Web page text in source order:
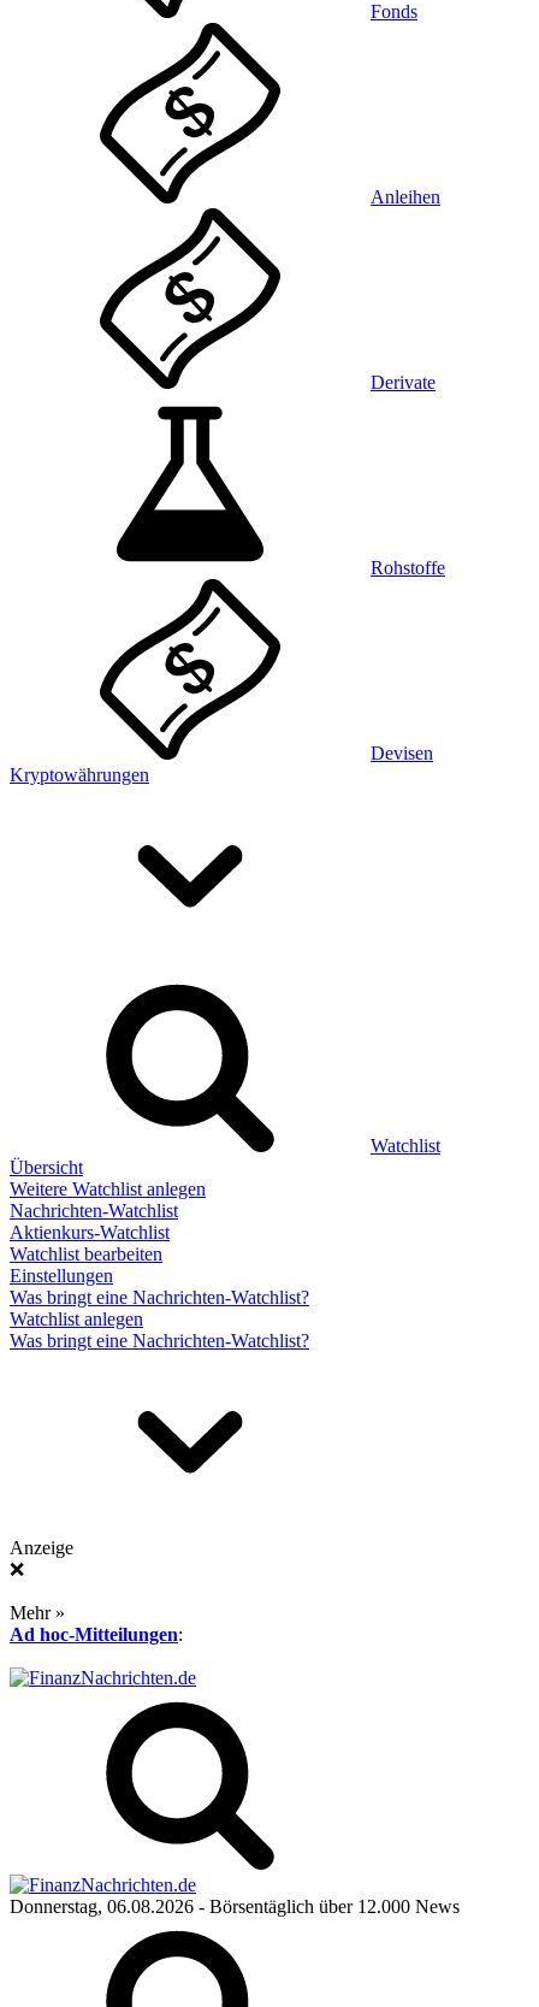
Fonds
Anleihen
Derivate
Rohstoffe
Devisen
Kryptowährungen
Watchlist
Übersicht
Weitere Watchlist anlegen
Nachrichten-Watchlist
Aktienkurs-Watchlist
Watchlist bearbeiten
Einstellungen
Was bringt eine Nachrichten-Watchlist?
Watchlist anlegen
Was bringt eine Nachrichten-Watchlist?
Anzeige
❌
Mehr »
Ad hoc-Mitteilungen:
Donnerstag, 06.08.2026 - Börsentäglich über 12.000 News